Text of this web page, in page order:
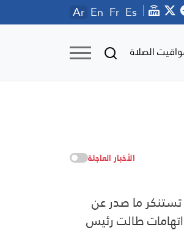
Ar En Fr Es
الصلاة
الأخبار العاجلة
ما صدر عن
طالت رئيس